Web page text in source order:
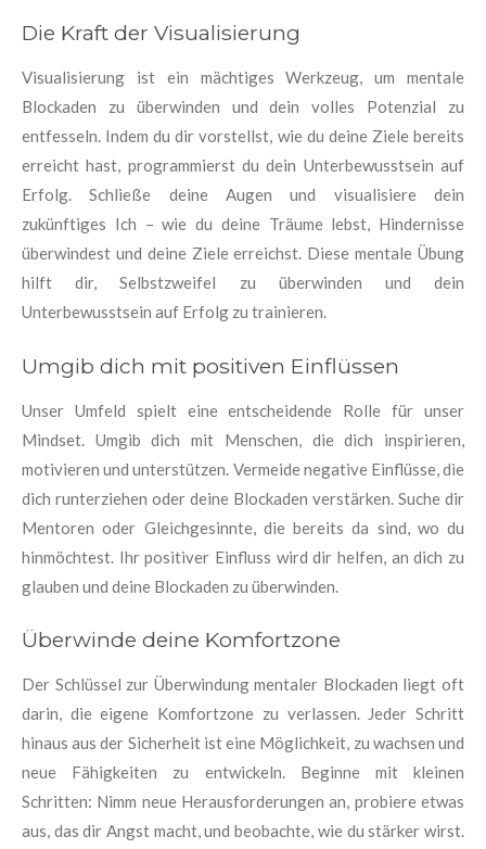
Die Kraft der Visualisierung
Visualisierung ist ein mächtiges Werkzeug, um mentale
Blockaden zu überwinden und dein volles Potenzial zu
entfesseln. Indem du dir vorstellst, wie du deine Ziele bereits
erreicht hast, programmierst du dein Unterbewusstsein auf
Erfolg. Schließe deine Augen und visualisiere dein
zukünftiges Ich – wie du deine Träume lebst, Hindernisse
überwindest und deine Ziele erreichst. Diese mentale Übung
hilft dir, Selbstzweifel zu überwinden und dein
Unterbewusstsein auf Erfolg zu trainieren.
Umgib dich mit positiven Einflüssen
Unser Umfeld spielt eine entscheidende Rolle für unser
Mindset. Umgib dich mit Menschen, die dich inspirieren,
motivieren und unterstützen. Vermeide negative Einflüsse, die
dich runterziehen oder deine Blockaden verstärken. Suche dir
Mentoren oder Gleichgesinnte, die bereits da sind, wo du
hinmöchtest. Ihr positiver Einfluss wird dir helfen, an dich zu
glauben und deine Blockaden zu überwinden.
Überwinde deine Komfortzone
Der Schlüssel zur Überwindung mentaler Blockaden liegt oft
darin, die eigene Komfortzone zu verlassen. Jeder Schritt
hinaus aus der Sicherheit ist eine Möglichkeit, zu wachsen und
neue Fähigkeiten zu entwickeln. Beginne mit kleinen
Schritten: Nimm neue Herausforderungen an, probiere etwas
aus, das dir Angst macht, und beobachte, wie du stärker wirst.